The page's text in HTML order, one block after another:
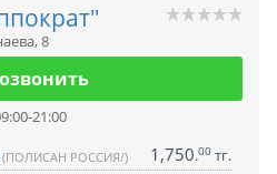
8
21:00
(ПОЛИСАН РОССИЯ/) 1,750.00 тг.